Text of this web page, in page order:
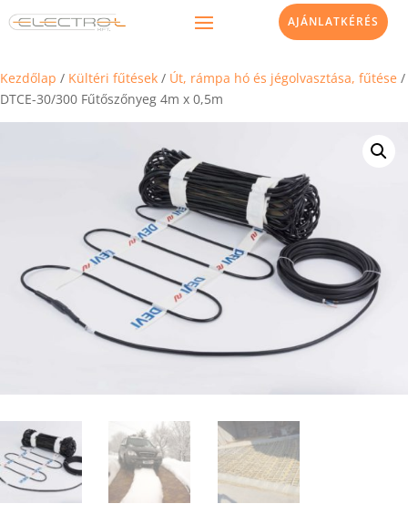
AJÁNLATKÉRÉS
Kezdőlap / Kültéri fűtések / Út, rámpa hó és jégolvasztása, fűtése /
DTCE-30/300 Fűtőszőnyeg 4m x 0,5m